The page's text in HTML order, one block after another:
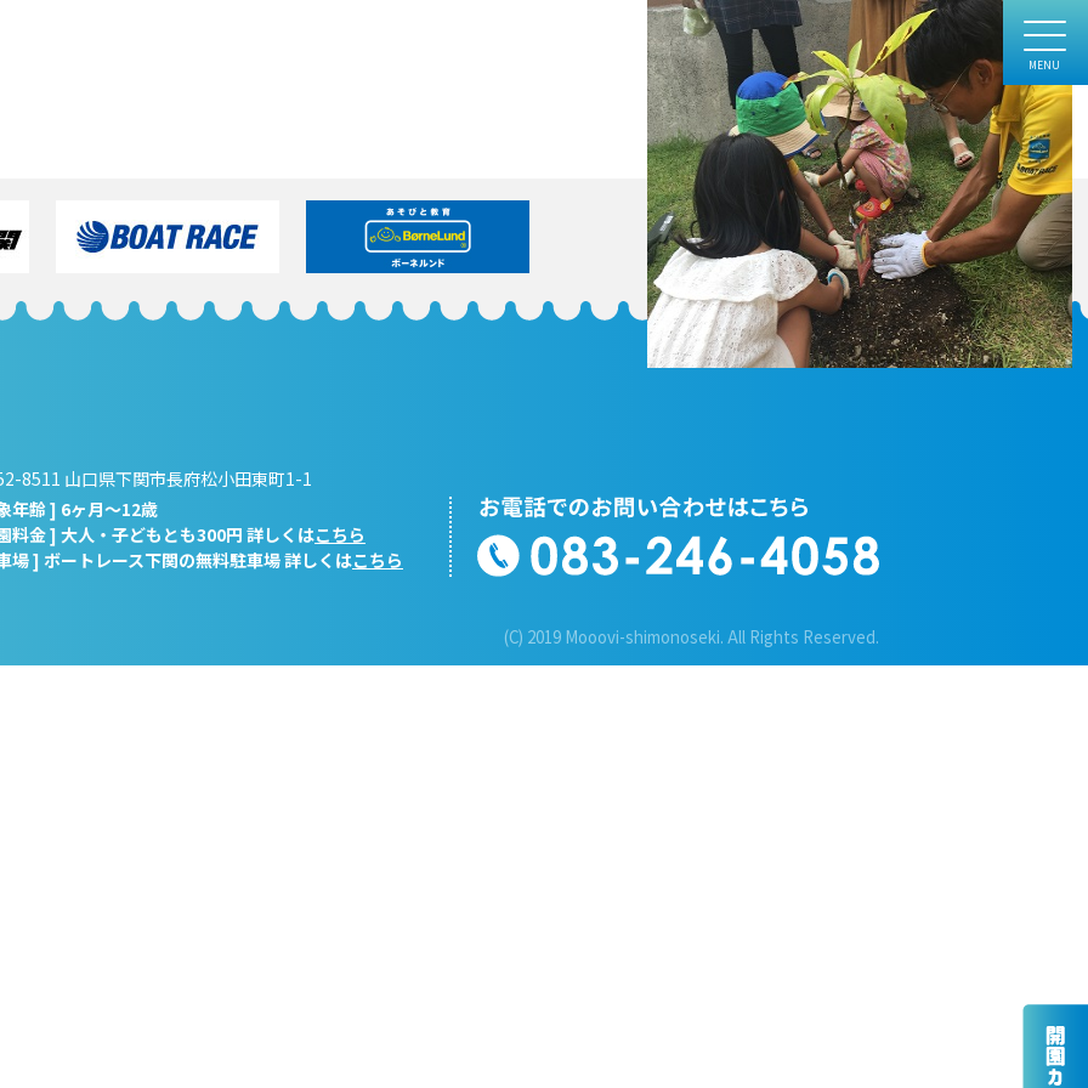
8511 山口県下関市長府松小田東町1-1
年齢 ] 6ヶ月～12歳
料金 ] 大人・子どもとも300円 詳しくはこちら
場 ] ボートレース下関の無料駐車場 詳しくはこちら
(C) 2019 Mooovi-shimonoseki. All Rights Reserved.